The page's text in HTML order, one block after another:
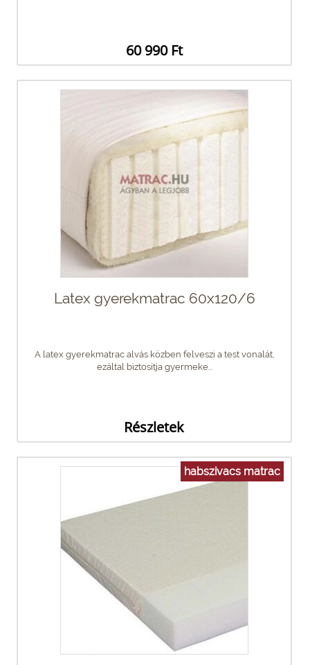
60 990 Ft
Latex gyerekmatrac 60x120/6
A latex gyerekmatrac alvás közben felveszi a test vonalát,
ezáltal biztosítja gyermeke...
Részletek
habszivacs matrac